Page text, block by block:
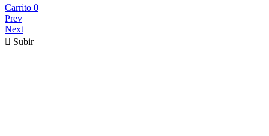
Carrito 0
Prev
Next
 Subir